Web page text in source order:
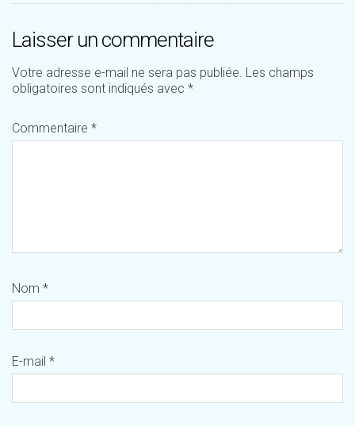
Laisser un commentaire
Votre adresse e-mail ne sera pas publiée. Les champs
obligatoires sont indiqués avec *
Commentaire *
Nom *
E-mail *